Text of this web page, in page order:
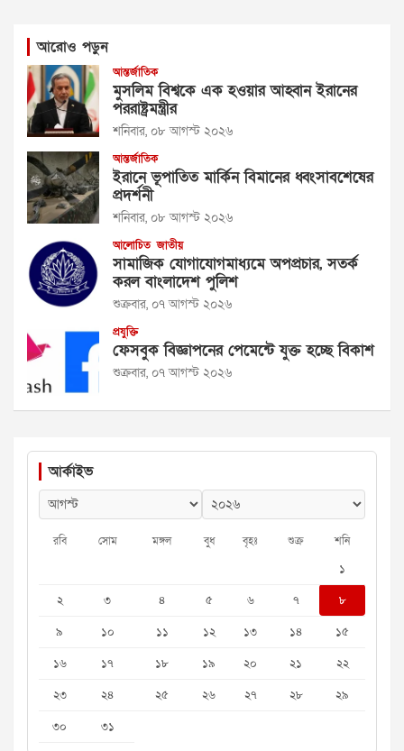
আরোও পড়ুন
আন্তর্জাতিক
মুসলিম বিশ্বকে এক হওয়ার আহ্বান ইরানের
পররাষ্ট্রমন্ত্রীর
শনিবার, ০৮ আগস্ট ২০২৬
আন্তর্জাতিক
ইরানে ভূপাতিত মার্কিন বিমানের ধ্বংসাবশেষের
প্রদর্শনী
শনিবার, ০৮ আগস্ট ২০২৬
আলোচিত জাতীয়
সামাজিক যোগাযোগমাধ্যমে অপপ্রচার, সতর্ক
করল বাংলাদেশ পুলিশ
শুক্রবার, ০৭ আগস্ট ২০২৬
প্রযুক্তি
ফেসবুক বিজ্ঞাপনের পেমেন্টে যুক্ত হচ্ছে বিকাশ
শুক্রবার, ০৭ আগস্ট ২০২৬
আর্কাইভ
রবি সোম মঙ্গল বুধ বৃহঃ শুক্র শনি
১
২
৩ ৪ ৫ ৬ ৭
৮
৯
১০ ১১ ১২ ১৩ ১৪
১৫
১৬
১৭ ১৮ ১৯ ২০ ২১
২২
২৩
২৪ ২৫ ২৬ ২৭ ২৮
২৯
৩০
৩১